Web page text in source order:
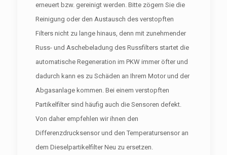
erneuert bzw. gereinigt werden. Bitte zögern Sie die
Reinigung oder den Austausch des verstopften
Filters nicht zu lange hinaus, denn mit zunehmender
Russ- und Aschebeladung des Russfilters startet die
automatische Regeneration im PKW immer öfter und
dadurch kann es zu Schäden an Ihrem Motor und der
Abgasanlage kommen. Bei einem verstopften
Partikelfilter sind häufig auch die Sensoren defekt.
Von daher empfehlen wir ihnen den
Differenzdrucksensor und den Temperatursensor an
dem Dieselpartikelfilter Neu zu ersetzen.